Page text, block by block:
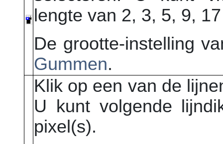
lengte van 2, 3, 5, 9,
De grootte-instelling
Gummen.
Klik op een van de
U kunt volgende
pixel(s).